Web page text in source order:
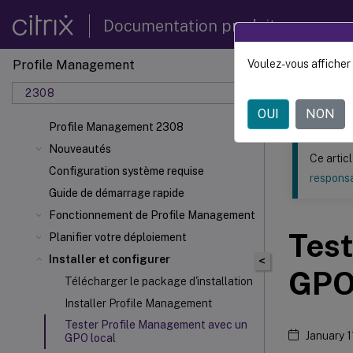
Documentation produit
Profile Management
2308
Profile Management 2308
Nouveautés
Configuration système requise
Guide de démarrage rapide
Fonctionnement de Profile Management
Planifier votre déploiement
Installer et configurer
Télécharger le package d'installation
Installer Profile Management
Tester Profile Management avec un
GPO local
Ce contenu a
Profile
<
Ce
January
Voulez-vous
OUI NON